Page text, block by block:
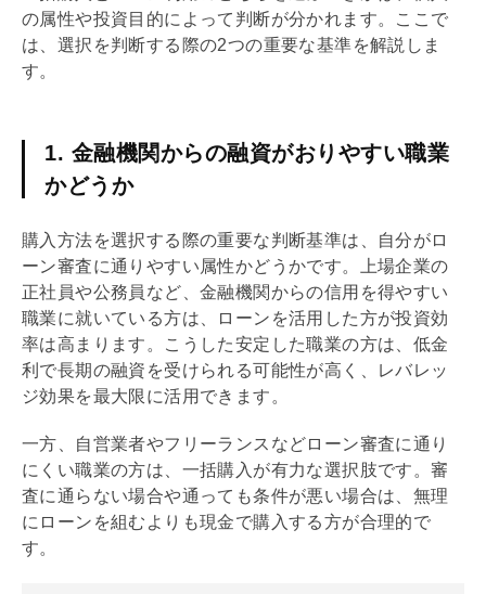
の属性や投資目的によって判断が分かれます。ここで
は、選択を判断する際の2つの重要な基準を解説しま
す。
1. 金融機関からの融資がおりやすい職業
かどうか
購入方法を選択する際の重要な判断基準は、自分がロ
ーン審査に通りやすい属性かどうかです。上場企業の
正社員や公務員など、金融機関からの信用を得やすい
職業に就いている方は、ローンを活用した方が投資効
率は高まります。こうした安定した職業の方は、低金
利で長期の融資を受けられる可能性が高く、
レバレッ
ジ効果を最大限に活用できます。
一方、自営業者やフリーランスなどローン審査に通り
にくい職業の方は、一括購入が有力な選択肢です。審
査に通らない場合や通っても条件が悪い場合は、無理
にローンを組むよりも現金で購入する方が合理的で
す。